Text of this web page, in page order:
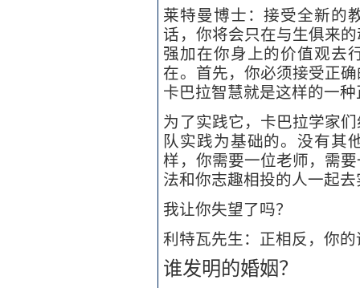
莱特曼博士：接受全新的
话，你将会只在与生俱来
强加在你身上的价值观去
在。首先，你必须接受正
卡巴拉智慧就是这样的一
为了实践它，卡巴拉学家
队实践为基础的。没有其
样，你需要一位老师，需
法和你志趣相投的人一起
我让你失望了吗？
利特瓦先生：正相反，你
谁发明的婚姻？